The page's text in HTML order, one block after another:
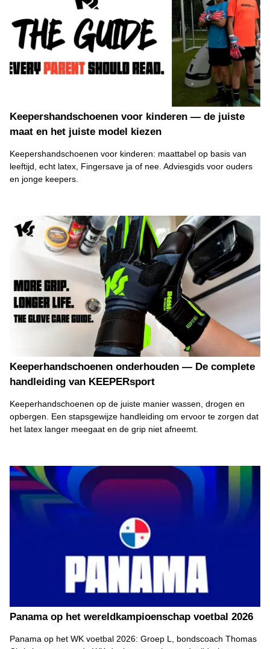
Keepershandschoenen voor kinderen — de juiste
maat en het juiste model kiezen
Keepershandschoenen voor kinderen: maattabel op basis van
leeftijd, echt latex, Fingersave ja of nee. Adviesgids voor ouders
en jonge keepers.
Keeperhandschoenen onderhouden — De complete
handleiding van KEEPERsport
Keeperhandschoenen op de juiste manier wassen, drogen en
opbergen. Een stapsgewijze handleiding om ervoor te zorgen dat
het latex langer meegaat en de grip niet afneemt.
Panama op het wereldkampioenschap voetbal 2026
Panama op het WK voetbal 2026: Groep L, bondscoach Thomas